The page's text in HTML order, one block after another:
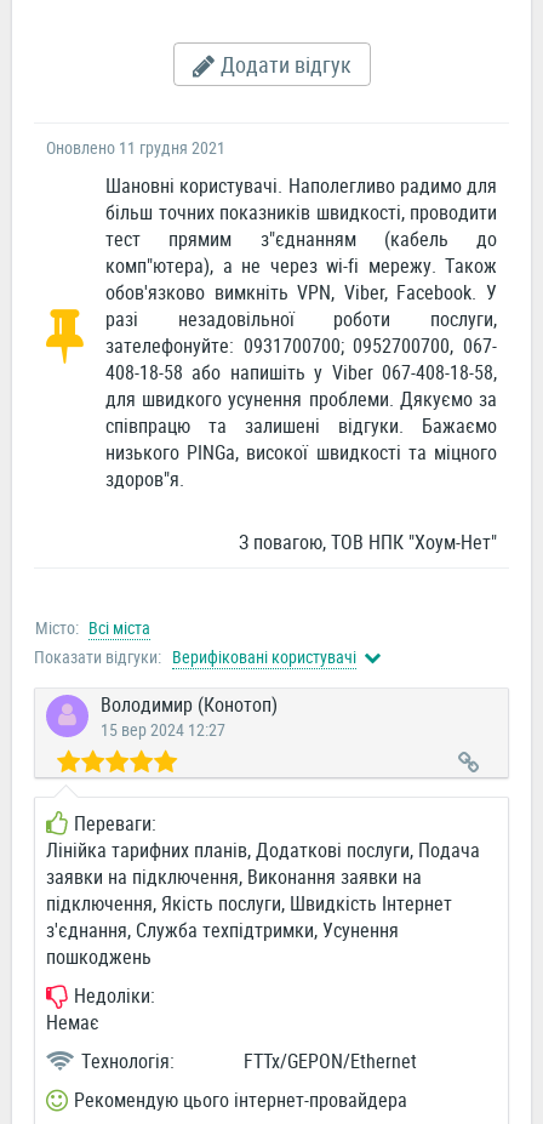
Додати відгук
Оновлено 11 грудня 2021
Шановні користувачі. Наполегливо радимо для
більш точних показників швидкості, проводити
тест прямим з"єднанням (кабель до
комп"ютера), а не через wi-fi мережу. Також
обов'язково вимкніть VPN, Viber, Facebook. У
разі незадовільної роботи послуги,
зателефонуйте: 0931700700; 0952700700, 067-
408-18-58 або напишіть у Viber 067-408-18-58,
для швидкого усунення проблеми. Дякуємо за
співпрацю та залишені відгуки. Бажаємо
низького PINGa, високої швидкості та міцного
здоров"я.
З повагою, ТОВ НПК "Хоум-Нет"
Місто: Всі міста
Показати відгуки: Верифіковані користувачі
Володимир (Конотоп)
15 вер 2024 12:27
Переваги:
Лінійка тарифних планів, Додаткові послуги, Подача
заявки на підключення, Виконання заявки на
підключення, Якість послуги, Швидкість Інтернет
з'єднання, Служба техпідтримки, Усунення
пошкоджень
Недоліки:
Немає
Технологія:
FTTx/GEPON/Ethernet
Рекомендую цього інтернет-провайдера